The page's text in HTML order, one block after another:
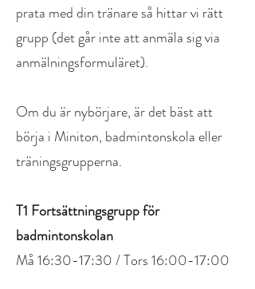
prata med din tränare så hittar vi rätt
grupp (det går inte att anmäla sig via
anmälningsformuläret).
Om du är nybörjare, är det bäst att
börja i Miniton, badmintonskola eller
träningsgrupperna.
T1 Fortsättningsgrupp för
badmintonskolan
Må 16:30-17:30 / Tors 16:00-17:00